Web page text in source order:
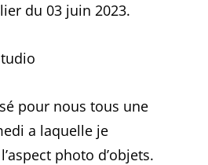
du 03 juin 2023.
pour nous tous une
a laquelle je
photo d’objets.